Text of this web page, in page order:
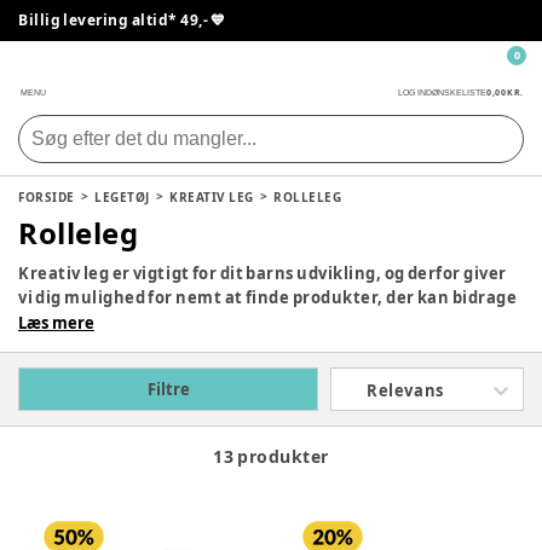
Billig levering altid* 49,- 💙
MENU LOG INDØNSKELISTE0,00 KR.
0
FORSIDE LEGETØJ KREATIV LEG ROLLELEG
Rolleleg
Kreativ leg er vigtigt for dit barns udvikling, og derfor giver
vi dig mulighed for nemt at finde produkter, der kan bidrage
til kreativ leg hjemme hos jer. Vi har et stort sortiment til
hvad der skal klikkes hjem til jer.
Læs mere
Filtre Relevans
13 produkter